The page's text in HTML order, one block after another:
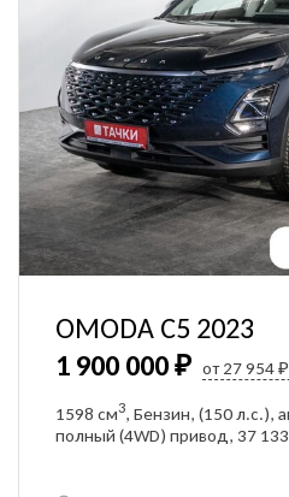
1 900 000 ₽ от 27 954
OMODA C5 2023
1598 см3, Бензин, (150 л.с.),
полный (4WD) привод, 37